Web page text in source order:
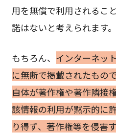
用を無償で利用されるこ
諾はないと考えられます。
もちろん、 インターネッ
に無断で掲載されたもの
自体が著作権や著作隣接
該情報の利用が黙示的に
り得ず、著作権等を侵害